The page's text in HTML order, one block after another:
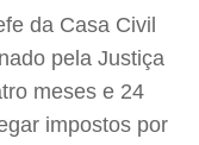
da Casa Civil
pela Justiça
meses e 24
impostos por